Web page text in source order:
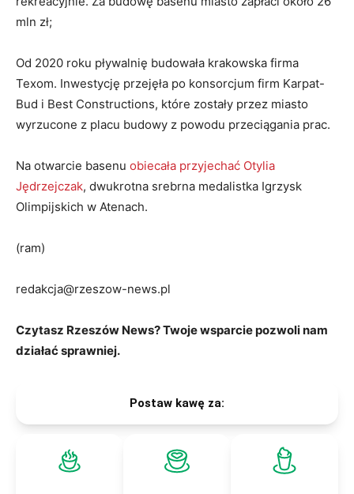
mln zł;
Od 2020 roku pływalnię budowała krakowska firma
Texom. Inwestycję przejęła po konsorcjum firm Karpat-
Bud i Best Constructions, które zostały przez miasto
wyrzucone z placu budowy z powodu przeciągania prac.
Na otwarcie basenu obiecała przyjechać Otylia
Jędrzejczak, dwukrotna srebrna medalistka Igrzysk
Olimpijskich w Atenach.
(ram)
redakcja@rzeszow-news.pl
Czytasz Rzeszów News? Twoje wsparcie pozwoli nam
działać sprawniej.
Postaw kawę za: